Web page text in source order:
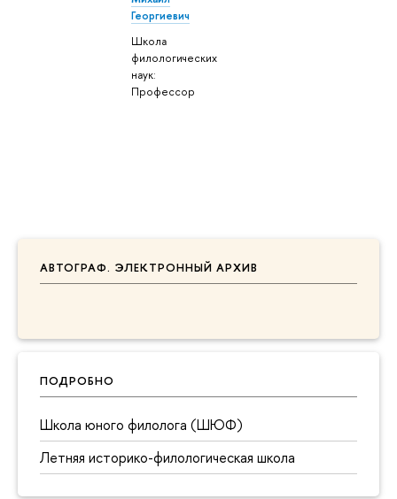
АВТОГРАФ. ЭЛЕКТРОННЫЙ АРХИВ
ПОДРОБНО
Школа юного филолога (ШЮФ)
Летняя историко-филологическая школа
Георгиевич
Школа
филологических
наук:
Профессор